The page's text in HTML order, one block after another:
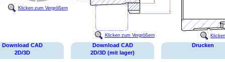
Klicken zum Vergrößern
Klicken zum Vergrößern
Download CAD
2D/3D
Download CAD
2D/3D (mit lager)
Drucken